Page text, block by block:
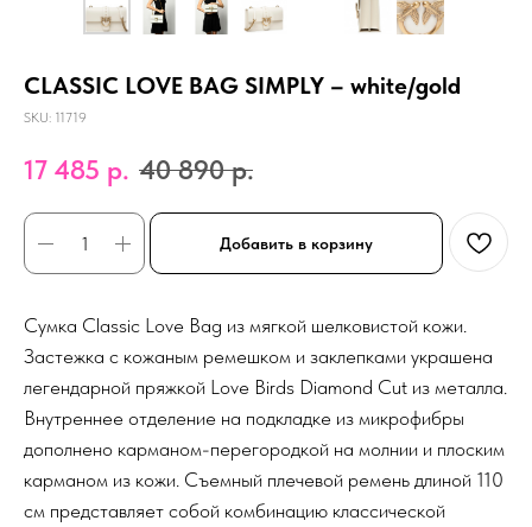
CLASSIC LOVE BAG SIMPLY – white/gold
SKU: 11719
17 485 р. 40 890 р.
Добавить в корзину
Сумка Classic Love Bag из мягкой шелковистой кожи.
Застежка с кожаным ремешком и заклепками украшена
легендарной пряжкой Love Birds Diamond Cut из металла.
Внутреннее отделение на подкладке из микрофибры
дополнено карманом-перегородкой на молнии и плоским
карманом из кожи. Съемный плечевой ремень длиной 110
см представляет собой комбинацию классической